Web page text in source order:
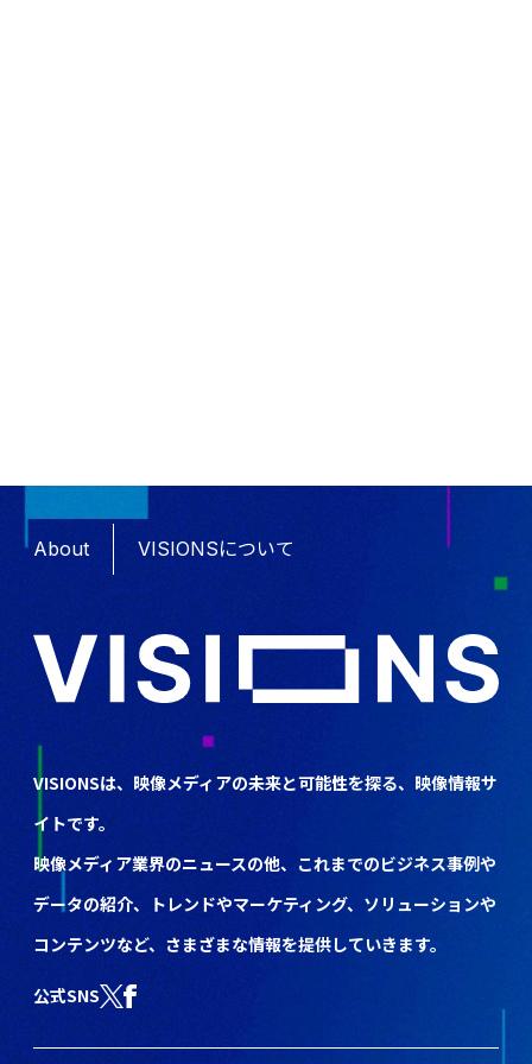
About VISIONSについて
VISIONSは、映像メディアの未来と可能性を探る、映像情報サ
イトです。
映像メディア業界のニュースの他、これまでのビジネス事例や
データの紹介、トレンドやマーケティング、ソリューションや
コンテンツなど、さまざまな情報を提供していきます。
公式SNS